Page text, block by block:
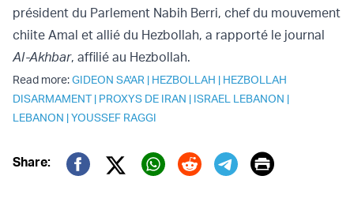
président du Parlement Nabih Berri, chef du mouvement
chiite Amal et allié du Hezbollah, a rapporté le journal
Al-Akhbar, affilié au Hezbollah.
Read more:GIDEON SA'AR | HEZBOLLAH | HEZBOLLAH
DISARMAMENT| PROXYS DE IRAN | ISRAEL LEBANON |
LEBANON |YOUSSEF RAGGI
Share:
Twitter (X)
Print